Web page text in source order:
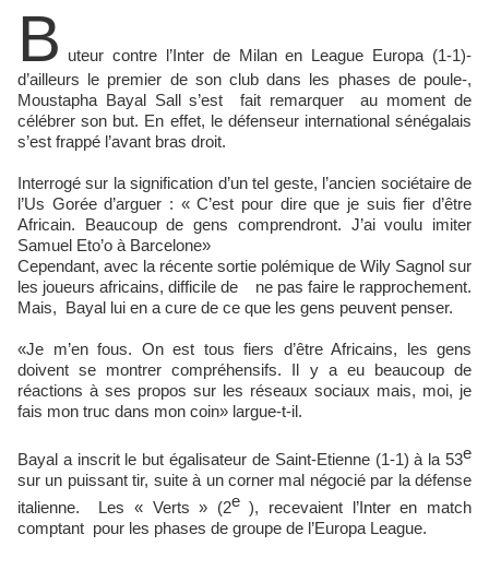
B uteur contre l’Inter de Milan en League Europa (1-1)-
d’ailleurs le premier de son club dans les phases de poule-,
Moustapha Bayal Sall s’est fait remarquer au moment de
célébrer son but. En effet, le défenseur international sénégalais
s’est frappé l’avant bras droit.
Interrogé sur la signification d’un tel geste, l’ancien sociétaire de
l’Us Gorée d’arguer : « C’est pour dire que je suis fier d’être
Africain. Beaucoup de gens comprendront. J’ai voulu imiter
Samuel Eto’o à Barcelone»
Cependant, avec la récente sortie polémique de Wily Sagnol sur
les joueurs africains, difficile de ne pas faire le rapprochement.
Mais, Bayal lui en a cure de ce que les gens peuvent penser.
«Je m’en fous. On est tous fiers d’être Africains, les gens
doivent se montrer compréhensifs. Il y a eu beaucoup de
réactions à ses propos sur les réseaux sociaux mais, moi, je
fais mon truc dans mon coin» largue-t-il.
Bayal a inscrit le but égalisateur de Saint-Etienne (1-1) à la 53e
sur un puissant tir, suite à un corner mal négocié par la défense
italienne. Les « Verts » (2e), recevaient l’Inter en match
comptant pour les phases de groupe de l’Europa League.